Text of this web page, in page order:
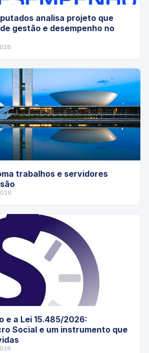
analisa projeto que
gestão e desempenho no
trabalhos e servidores
e a Lei 15.485/2026:
Social e um instrumento que